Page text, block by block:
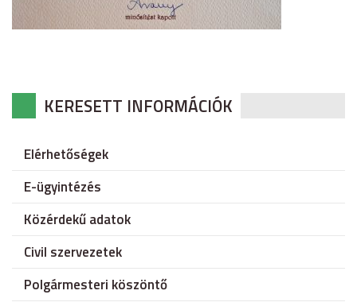
KERESETT INFORMÁCIÓK
Elérhetőségek
E-ügyintézés
Közérdekű adatok
Civil szervezetek
Polgármesteri köszöntő